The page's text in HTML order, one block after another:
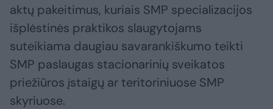
aktų pakeitimus, kuriais SMP specializacijos
išplėstinės praktikos slaugytojams
suteikiama daugiau savarankiškumo teikti
SMP paslaugas stacionarinių sveikatos
priežiūros įstaigų ar teritoriniuose SMP
skyriuose.